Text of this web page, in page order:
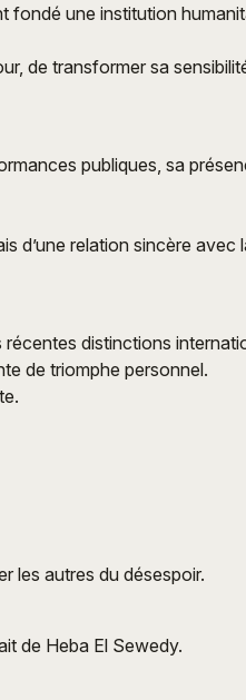
fondé une institution
de transformer sa
publiques, sa
d’une relation sincère avec
distinctions
de triomphe personnel.
les autres du désespoir.
de Heba El Sewedy.